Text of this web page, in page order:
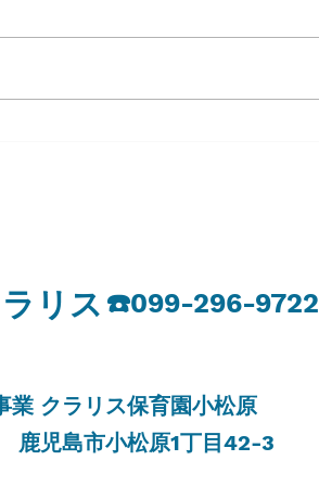
リス ​☎️099-296-9722
業 クラリス保育園小松原
​鹿児島市小松原1丁目 42-3​